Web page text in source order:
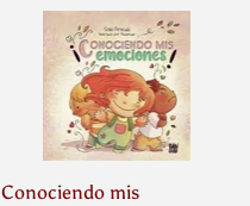
Conociendo mis